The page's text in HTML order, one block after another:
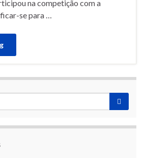
na competição com a
se para …